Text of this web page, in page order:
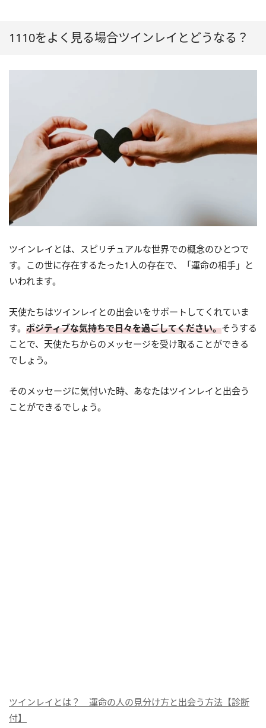
1110をよく見る場合ツインレイとどうなる？
ツインレイとは、スピリチュアルな世界での概念のひとつで
す。この世に存在するたった1人の存在で、「運命の相手」と
いわれます。
天使たちはツインレイとの出会いをサポートしてくれていま
す。 ポジティブな気持ちで日々を過ごしてください。そうする
ことで、天使たちからのメッセージを受け取ることができる
でしょう。
そのメッセージに気付いた時、あなたはツインレイと出会う
ことができるでしょう。
ツインレイとは？ 運命の人の見分け方と出会う方法【診断
付】